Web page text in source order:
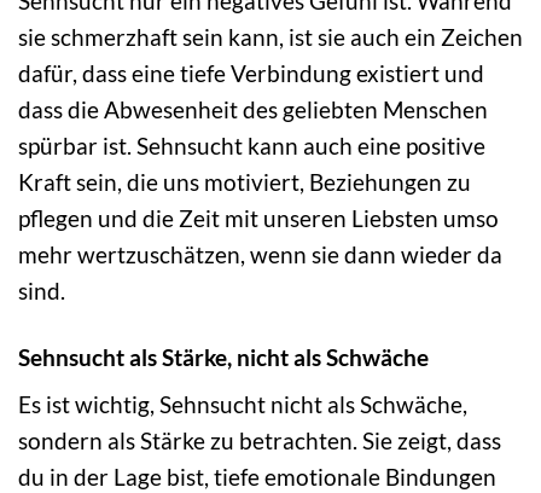
sie schmerzhaft sein kann, ist sie auch ein Zeichen
dafür, dass eine tiefe Verbindung existiert und
dass die Abwesenheit des geliebten Menschen
spürbar ist. Sehnsucht kann auch eine positive
Kraft sein, die uns motiviert, Beziehungen zu
pflegen und die Zeit mit unseren Liebsten umso
mehr wertzuschätzen, wenn sie dann wieder da
sind.
Sehnsucht als Stärke, nicht als Schwäche
Es ist wichtig, Sehnsucht nicht als Schwäche,
sondern als Stärke zu betrachten. Sie zeigt, dass
du in der Lage bist, tiefe emotionale Bindungen